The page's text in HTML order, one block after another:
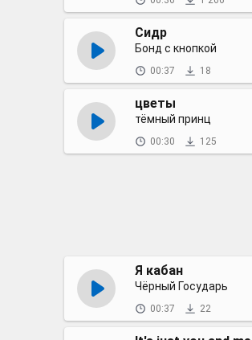
Сидр
Бонд с кнопкой
00:37 18
цветы
тёмный принц
00:30 125
Я кабан
Чёрный Государь
00:37 22